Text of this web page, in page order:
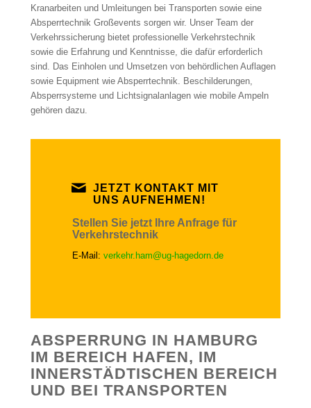
Kranarbeiten und Umleitungen bei Transporten sowie eine
Absperrtechnik Großevents sorgen wir. Unser Team der
Verkehrssicherung bietet professionelle Verkehrstechnik
sowie die Erfahrung und Kenntnisse, die dafür erforderlich
sind. Das Einholen und Umsetzen von behördlichen Auflagen
sowie Equipment wie Absperrtechnik. Beschilderungen,
Absperrsysteme und Lichtsignalanlagen wie mobile Ampeln
gehören dazu.
JETZT KONTAKT MIT
UNS AUFNEHMEN!
Stellen Sie jetzt Ihre Anfrage für
Verkehrstechnik
E-Mail: verkehr.ham@ug-hagedorn.de
ABSPERRUNG IN HAMBURG
IM BEREICH HAFEN, IM
INNERSTÄDTISCHEN BEREICH
UND BEI TRANSPORTEN